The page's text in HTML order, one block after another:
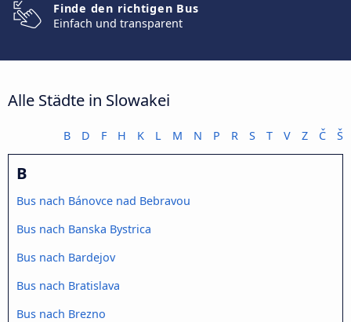
Finde den richtigen Bus
Einfach und transparent
Alle Städte in Slowakei
B D F H K L M N P R S T V Z Č Š
B
Bus nach Bánovce nad Bebravou
Bus nach Banska Bystrica
Bus nach Bardejov
Bus nach Bratislava
Bus nach Brezno